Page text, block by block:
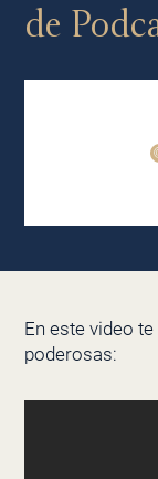
de
En este video
poderosas: